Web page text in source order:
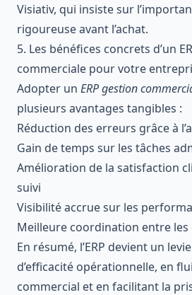
Visiativ, qui insiste sur
rigoureuse avant l’achat.
5. Les bénéfices concrets d’un
commerciale pour votre
Adopter un ERP gestion
plusieurs avantages tangibles :
Réduction des erreurs grâce à
Gain de temps sur les tâches
Amélioration de la satisfaction
suivi
Visibilité accrue sur les
Meilleure coordination entre les
En résumé, l’ERP devient un
d’efficacité opérationnelle, en
commercial et en facilitant la